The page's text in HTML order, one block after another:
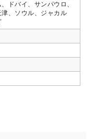
ドバイ、サンパウロ、
、ソウル、ジャカル